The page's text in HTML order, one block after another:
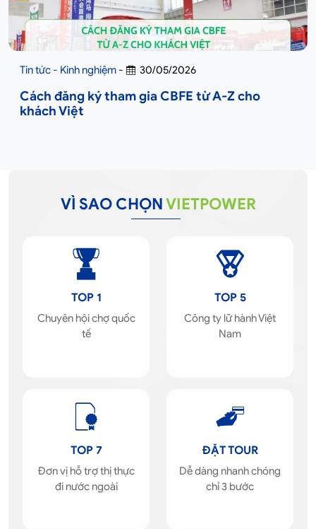
Tin tức - Kinh nghiệm - 30/05/2026
Cách đăng ký tham gia CBFE từ A-Z cho
khách Việt
VÌ SAO CHỌNVIETPOWER
TOP 1
Chuyên hội chợ quốc
tế
TOP 5
Công ty lữ hành Việt
Nam
TOP 7
Đơn vị hỗ trợ thị thực
đi nước ngoài
ĐẶT TOUR
Dễ dàng nhanh chóng
chỉ 3 bước